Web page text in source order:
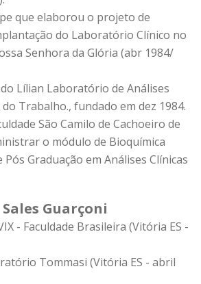
que elaborou o projeto de
do Laboratório Clínico no
Senhora da Glória (abr 1984/
Lílian Laboratório de Análises
Trabalho., fundado em dez 1984.
São Camilo de Cachoeiro de
o módulo de Bioquímica
Graduação em Análises Clínicas
Guarçoni
- Faculdade Brasileira (Vitória ES -
Tommasi (Vitória ES - abril